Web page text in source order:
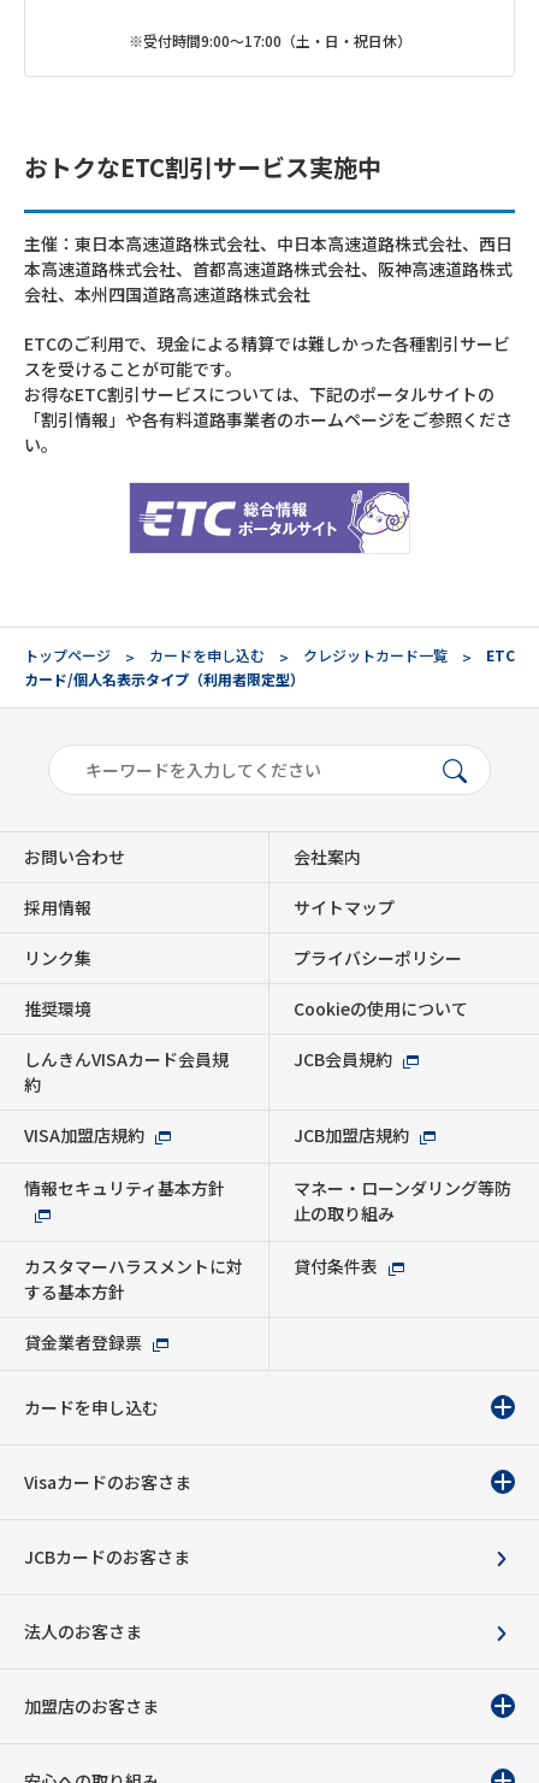
※受付時間9:00～17:00（土・日・祝日休）
おトクなETC割引サービス実施中
主催：東日本高速道路株式会社、中日本高速道路株式会社、西日
本高速道路株式会社、首都高速道路株式会社、阪神高速道路株式
会社、本州四国道路高速道路株式会社
ETCのご利用で、現金による精算では難しかった各種割引サービ
スを受けることが可能です。
お得なETC割引サービスについては、下記のポータルサイトの
「割引情報」や各有料道路事業者のホームページをご参照くださ
い。
トップページ カードを申し込む クレジットカード一覧
ETC
カード/個人名表示タイプ（利用者限定型）
お問い合わせ 会社案内
採用情報 サイトマップ
リンク集 プライバシーポリシー
推奨環境 Cookieの使用について
しんきんVISAカード会員規
約
JCB会員規約
VISA加盟店規約 JCB加盟店規約
情報セキュリティ基本方針
マネー・ローンダリング等防
止の取り組み
カスタマーハラスメントに対
する基本方針
貸付条件表
貸金業者登録票
カードを申し込む
Visaカードのお客さま
JCBカードのお客さま
法人のお客さま
加盟店のお客さま